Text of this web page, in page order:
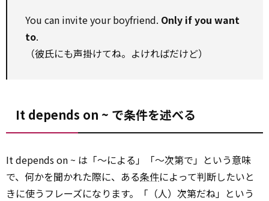
You can invite your boyfriend. Only if you want
to.
（彼氏にも声掛けてね。よければだけど）
It depends on ~ で条件を述べる
It depends on ~ は「〜による」「〜次第で」という意味
で、何かを聞かれた際に、ある条件によって判断したいと
きに使うフレーズになります。「（人）次第だね」という